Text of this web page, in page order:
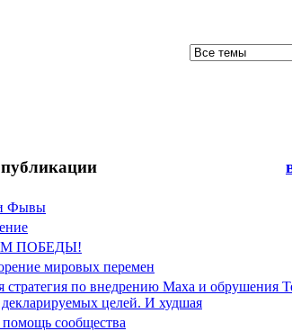
Фывы
ПОБЕДЫ!
мировых перемен
стратегия по внедрению Маха и обрушения
декларируемых целей. И худшая
сообщества